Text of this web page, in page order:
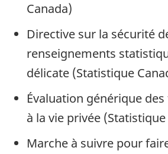
Canada)
Directive sur la sécurité
renseignements
délicate (Statistique
Évaluation générique
à la vie privée
Marche à suivre pour